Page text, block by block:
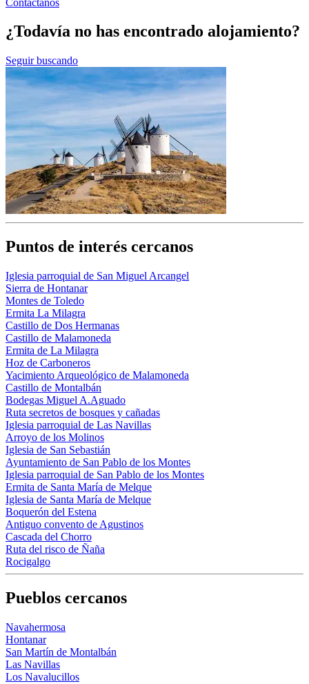
¿Todavía no has encontrado alojamiento?
Seguir buscando
Puntos de interés cercanos
Iglesia parroquial de San Miguel Arcangel
Sierra de Hontanar
Montes de Toledo
Ermita La Milagra
Castillo de Dos Hermanas
Castillo de Malamoneda
Ermita de La Milagra
Hoz de Carboneros
Yacimiento Arqueológico de Malamoneda
Castillo de Montalbán
Bodegas Miguel A.Aguado
Ruta secretos de bosques y cañadas
Iglesia parroquial de Las Navillas
Arroyo de los Molinos
Iglesia de San Sebastián
Ayuntamiento de San Pablo de los Montes
Iglesia parroquial de San Pablo de los Montes
Ermita de Santa María de Melque
Iglesia de Santa María de Melque
Boquerón del Estena
Antiguo convento de Agustinos
Cascada del Chorro
Ruta del risco de Ñaña
Rocigalgo
Pueblos cercanos
Navahermosa
Hontanar
San Martín de Montalbán
Las Navillas
Los Navalucillos